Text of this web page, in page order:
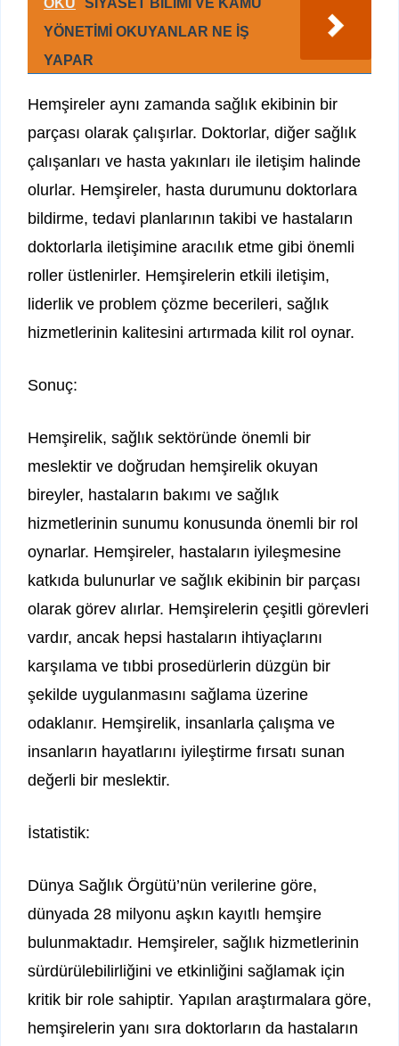
YÖNETİMİ OKUYANLAR NE İŞ
YAPAR
Hemşireler aynı zamanda sağlık ekibinin bir
parçası olarak çalışırlar. Doktorlar, diğer sağlık
çalışanları ve hasta yakınları ile iletişim halinde
olurlar. Hemşireler, hasta durumunu doktorlara
bildirme, tedavi planlarının takibi ve hastaların
doktorlarla iletişimine aracılık etme gibi önemli
roller üstlenirler. Hemşirelerin etkili iletişim,
liderlik ve problem çözme becerileri, sağlık
hizmetlerinin kalitesini artırmada kilit rol oynar.
Sonuç:
Hemşirelik, sağlık sektöründe önemli bir
meslektir ve doğrudan hemşirelik okuyan
bireyler, hastaların bakımı ve sağlık
hizmetlerinin sunumu konusunda önemli bir rol
oynarlar. Hemşireler, hastaların iyileşmesine
katkıda bulunurlar ve sağlık ekibinin bir parçası
olarak görev alırlar. Hemşirelerin çeşitli görevleri
vardır, ancak hepsi hastaların ihtiyaçlarını
karşılama ve tıbbi prosedürlerin düzgün bir
şekilde uygulanmasını sağlama üzerine
odaklanır. Hemşirelik, insanlarla çalışma ve
insanların hayatlarını iyileştirme fırsatı sunan
değerli bir meslektir.
İstatistik:
Dünya Sağlık Örgütü’nün verilerine göre,
dünyada 28 milyonu aşkın kayıtlı hemşire
bulunmaktadır. Hemşireler, sağlık hizmetlerinin
sürdürülebilirliğini ve etkinliğini sağlamak için
kritik bir role sahiptir. Yapılan araştırmalara göre,
hemşirelerin yanı sıra doktorların da hastaların